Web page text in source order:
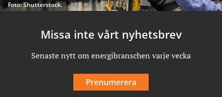
Foto: Shutterstock.
Missa inte vårt nyhetsbrev
Senaste nytt om energibranschen varje vecka
Prenumerera